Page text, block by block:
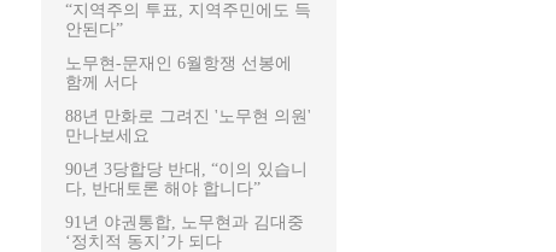
“지역주의 투표, 지역주민에도 득
안된다”
노무현-문재인 6월항쟁 선봉에
함께 서다
88년 만화로 그려진 '노무현 의원'
만나보세요
90년 3당합당 반대, “이의 있습니
다, 반대토론 해야 합니다”
91년 야권통합, 노무현과 김대중
‘정치적 동지’가 되다